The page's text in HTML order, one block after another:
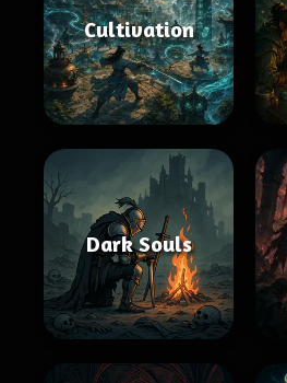
Cultivation
Dark Souls